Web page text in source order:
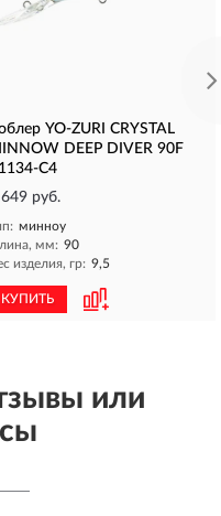
YO-ZURI CRYSTAL
DEEP DIVER 90F
C4
руб.
минноу
мм: 90
изделия, гр: 9,5
КУПИТЬ
или